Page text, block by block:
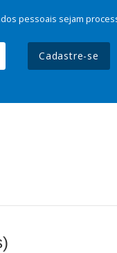
pessoais sejam
Cadastre-se